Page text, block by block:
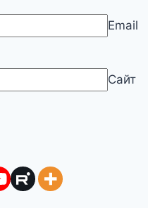
Email
Сайт